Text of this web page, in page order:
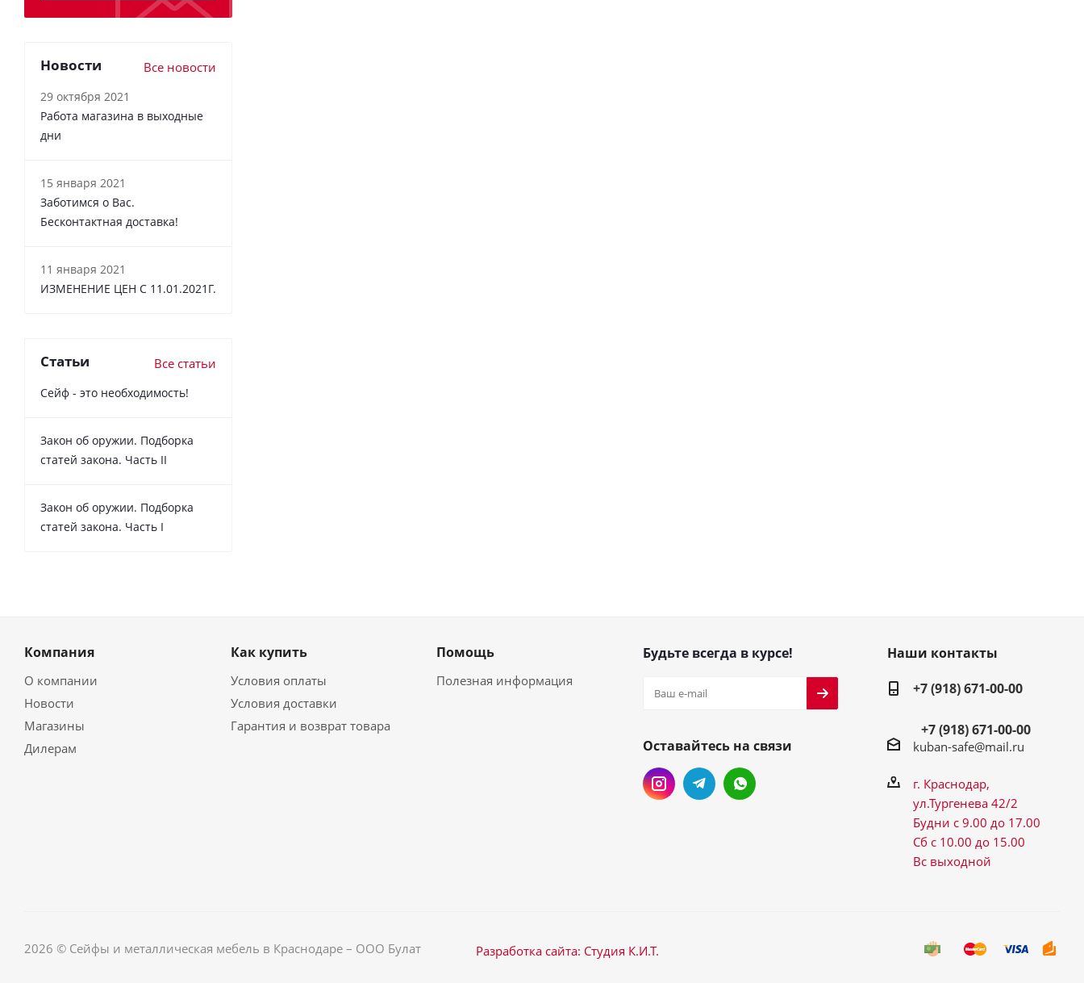
Новости Все новости
29 октября 2021
Работа магазина в выходные
дни
15 января 2021
Заботимся о Вас.
Бесконтактная доставка!
11 января 2021
ИЗМЕНЕНИЕ ЦЕН С 11.01.2021Г.
Статьи Все статьи
Сейф - это необходимость!
Закон об оружии. Подборка
статей закона. Часть II
Закон об оружии. Подборка
статей закона. Часть I
Компания
О компании
Новости
Магазины
Дилерам
Как купить
Условия оплаты
Условия доставки
Гарантия и возврат товара
Помощь
Полезная информация
Будьте всегда в курсе!
Оставайтесь на связи
Наши контакты
+7 (918) 671-00-00
+7 (918) 671-00-00
kuban-safe@mail.ru
г. Краснодар,
ул.Тургенева 42/2
Будни с 9.00 до 17.00
Сб с 10.00 до 15.00
Вс выходной
2026 © Сейфы и металлическая мебель в Краснодаре – ООО Булат Разработка сайта: Студия К.И.Т.